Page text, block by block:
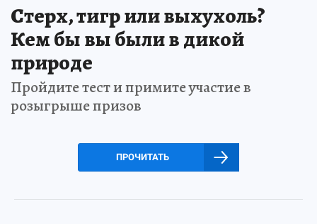
Стерх, тигр или выхухоль?
Кем бы вы были в дикой
природе
Пройдите тест и примите участие в
розыгрыше призов
ПРОЧИТАТЬ